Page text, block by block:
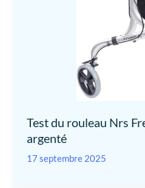
Test du rouleau Nrs
argenté
17 septembre 2025